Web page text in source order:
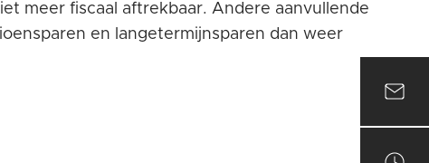
meer fiscaal aftrekbaar. Andere aanvullende
en langetermijnsparen dan weer